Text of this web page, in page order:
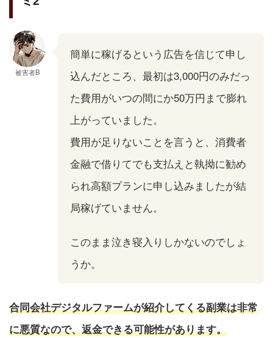
被害者B
簡単に稼げるという広告を信じて申し
込んだところ、最初は3,000円のみだっ
た費用がいつの間にか50万円まで膨れ
上がっていました。
費用が足りないことを言うと、消費者
金融で借りてでも支払えと執拗に勧め
られ高額プランに申し込みましたが結
局稼げていません。
このまま泣き寝入りしかないのでしょ
うか。
合同会社デジタルファームが紹介してくる副業は非常
に悪質なので、返金できる可能性があります。